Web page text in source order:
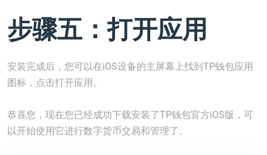
步骤五：打开应用
安装完成后，您可以在iOS设备的主屏幕上找到TP钱包应用
图标，点击打开应用。
恭喜您，现在您已经成功下载安装了TP钱包官方iOS版，可
以开始使用它进行数字货币交易和管理了。